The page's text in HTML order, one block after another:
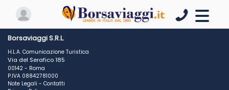
Borsaviaggi S.R.L.
H.L.A. Comunicazione Turistica
Via del Serafico 185
00142 - Roma
P.IVA 08842781000
Note Legali - Contatti